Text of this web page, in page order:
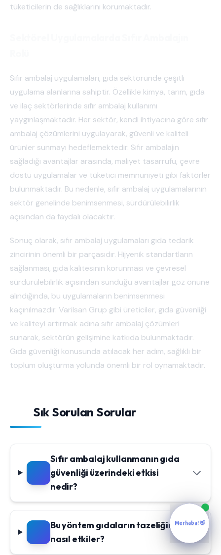
tüketicilerin de sağlıklarını korumaktadır.
Sıfır ambalaj uygulamaları, gıda sektöründe çeşitli
uygulama alanlarına sahiptir. Özellikle kimya, tarım, gıda
ve ilaç sektörlerinde sıfır ambalaj kullanımı
yaygınlaşmaktadır. Her sektör, kendi ihtiyacına göre sıfır
ambalaj çözümlerini uygulayarak, güvenli ve kaliteli
ürünler sunmayı hedeflemektedir. Sıfır ambalajın
sağladığı avantajlar arasında, maliyet tasarrufu, çevre
dostu uygulamalar ve tüketici memnuniyeti gibi faktörler
bulunmaktadır. Bu nedenle, sıfır ambalaj uygulamalarının
sektör genelinde benimsenmesi, sürdürülebilirlik
açısından da faydalı olacaktır.
Sonuç olarak, sıfır ambalaj uygulamaları gıda tedarik
zincirinin önemli bir parçasıdır. Hijyenik standartların
sağlanması, gıda kalitesinin korunması ve çevresel
sürdürülebilirlik açısından sunduğu avantajlar göz önüne
alındığında, bu uygulamaların benimsenmesi
kaçınılmazdır. Varilsan Grup gibi üreticiler, gıda güvenliği
ve kaliteyi artırmak adına sıfır ambalaj çözümleri
sunarak, sektörün gelişimine katkıda bulunmaktadır.
Gıda güvenliği konusunda atılacak her adım, sağlıklı bir
toplum oluşturma yolunda önemli bir rol oynamaktadır.
Sık Sorulan Sorular
Sıfır ambalaj kullanmanın gıda
güvenliği üzerindeki etkisi
nedir?
Bu yöntem gıdaların tazeliğini
nasıl etkiler?
Merhaba! 👋